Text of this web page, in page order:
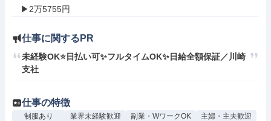
仕事に関するPR
未経験OK⭐日払い可✨フルタイムOK✨日給全額保証／川崎
支社
仕事の特徴
制服あり 業界未経験歓迎 副業・WワークOK
主婦・主夫歓迎